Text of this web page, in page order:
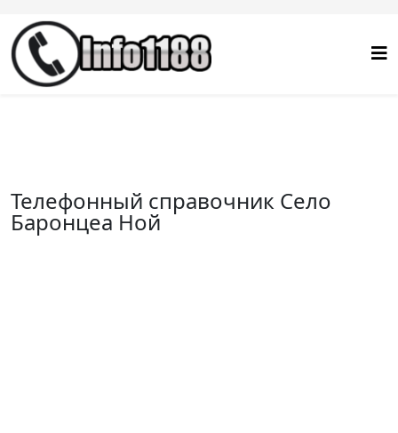
Телефонный справочник Село
Баронцеа Ной